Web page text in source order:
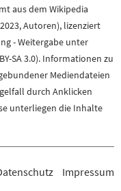
aus dem Wikipedia
,Autoren), lizenziert
- Weitergabe unter
SA 3.0). Informationen zu
Mediendateien
durch Anklicken
unterliegen die Inhalte
Impressum